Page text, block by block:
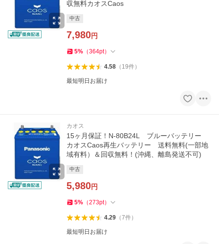
収無料カオスCaos
中古
7,980円
5% （364pt）
4.58（ 19件）
最短明日お届け
カオス
15ヶ月保証！N-80B24L ブルーバッテリー
カオスCaos再生バッテリー 送料無料(一部地
域有料）＆回収無料！(沖縄、離島発送不可)
中古
5,980円
5% （273pt）
4.29（7件）
最短明日お届け